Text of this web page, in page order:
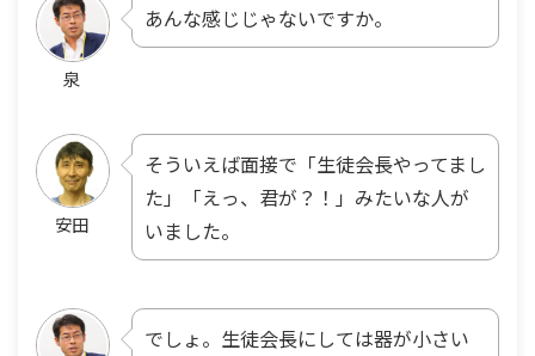
泉
あんな感じじゃないですか。
安田
そういえば面接で「生徒会長やってまし
た」「えっ、君が？！」みたいな人が
いました。
でしょ。生徒会長にしては器が小さい